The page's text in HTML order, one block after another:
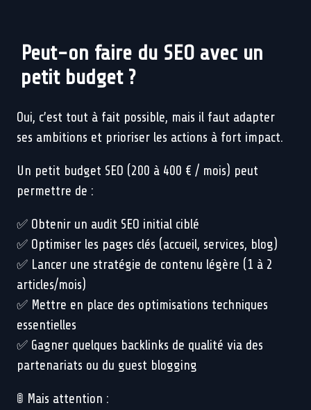
le prix annoncé.
Peut-on faire du SEO avec un
petit budget ?
Oui, c’est tout à fait possible, mais il faut adapter
ses ambitions et prioriser les actions à fort impact.
Un petit budget SEO (200 à 400 € / mois) peut
permettre de :
✅ Obtenir un audit SEO initial ciblé
✅ Optimiser les pages clés (accueil, services, blog)
✅ Lancer une stratégie de contenu légère (1 à 2
articles/mois)
✅ Mettre en place des optimisations techniques
essentielles
✅ Gagner quelques backlinks de qualité via des
partenariats ou du guest blogging
🚦 Mais attention :